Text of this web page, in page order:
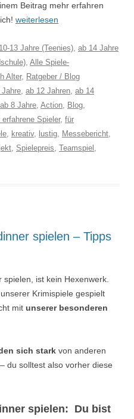
Beitrag mehr erfahren
weiterlesen
13 Jahre (Teenies), ab 14 Jahre
, Alle Spiele-
Alter, Ratgeber / Blog
, ab 12 Jahren, ab 14
ab 8 Jahre, Action, Blog,
erfahrene Spieler, für
, kreativ, lustig, Messebericht,
, Spielepreis, Teamspiel ,
spielen – Tipps
ist kein Hexenwerk.
Krimispiele gespielt
mit unserer besonderen
sich stark von anderen
du solltest also vorher diese
spielen: Du bist